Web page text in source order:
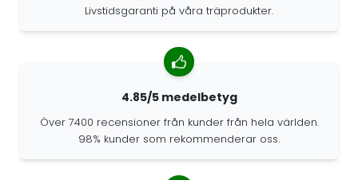
Livstidsgaranti på våra träprodukter.
4.85/5 medelbetyg
Över 7400 recensioner från kunder från hela världen.
98% kunder som rekommenderar oss.